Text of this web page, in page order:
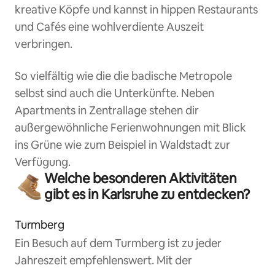
kreative Köpfe und kannst in hippen Restaurants
und Cafés eine wohlverdiente Auszeit
verbringen.
So vielfältig wie die die badische Metropole
selbst sind auch die Unterkünfte. Neben
Apartments in Zentrallage stehen dir
außergewöhnliche Ferienwohnungen mit Blick
ins Grüne wie zum Beispiel in Waldstadt zur
Verfügung.
Welche besonderen Aktivitäten
gibt es in Karlsruhe zu entdecken?
Turmberg
Ein Besuch auf dem Turmberg ist zu jeder
Jahreszeit empfehlenswert. Mit der